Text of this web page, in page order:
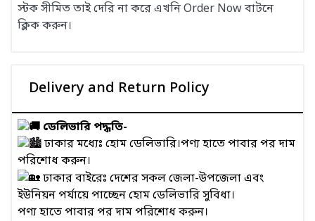
স্টক সীমিত তাই দেরি না করে এখনি Order Now বাটনে
ক্লিক করুন।
Delivery and Return Policy
ডেলিভারি পদ্ধতি-
ঢাকার মধ্যেঃ হোম ডেলিভারি।পণ্য হাতে পাবার পর দাম
পরিশোধ করুন।
ঢাকার বাইরেঃ দেশের সকল জেলা-উপজেলা এবং
ইউনিয়ন পর্যায়ে পাচ্ছেন হোম ডেলিভারি সুবিধা।
পণ্য হাতে পাবার পর দাম পরিশোধ করুন।